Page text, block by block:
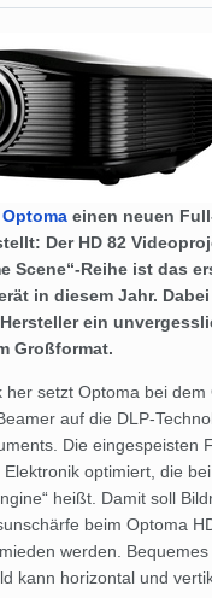
Optoma einen neuen
Der HD 82
Scene“-Reihe ist das
in diesem Jahr. Dabei
ein
Großformat.
her setzt Optoma bei dem
auf die DLP-
Die eingespeisten
optimiert, die bei
heißt. Damit soll
beim Optoma
werden. Bequemes
kann horizontal und